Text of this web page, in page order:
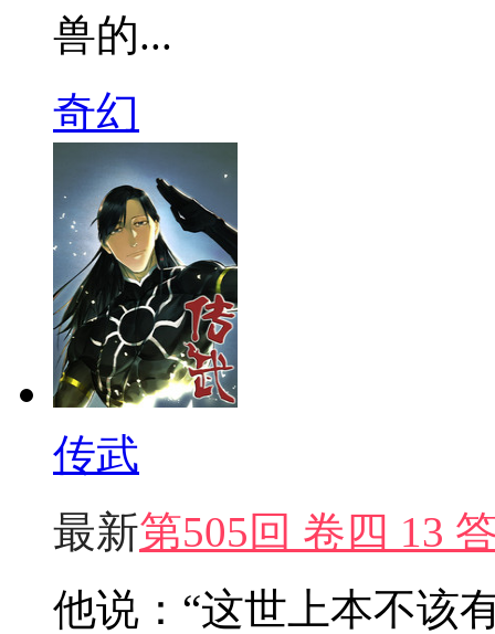
兽的...
奇幻
传武
最新第505回 卷四 13
他说：“这世上本不该